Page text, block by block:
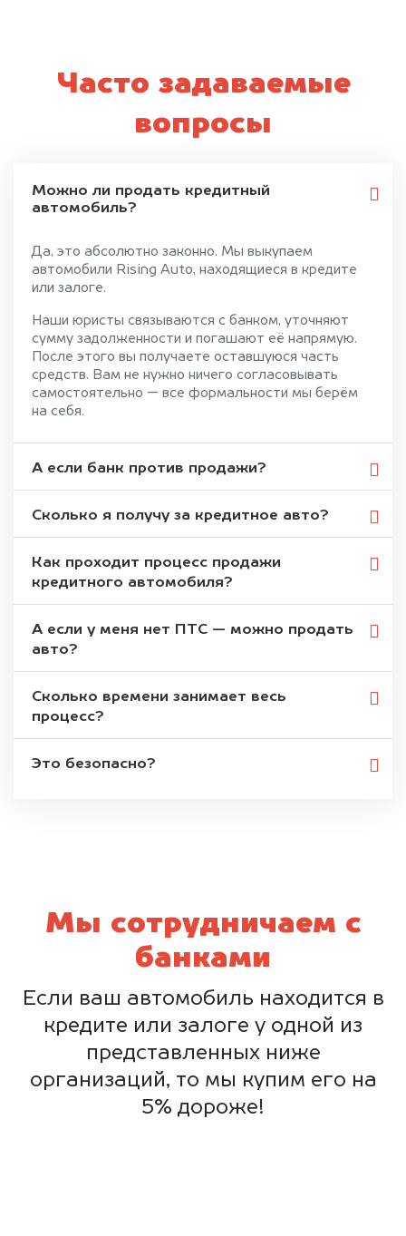
Часто задаваемые
вопросы
Можно ли продать кредитный
автомобиль?
Да, это абсолютно законно. Мы выкупаем
автомобили Rising Auto, находящиеся в кредите
или залоге.
Наши юристы связываются с банком, уточняют
сумму задолженности и погашают её напрямую.
После этого вы получаете оставшуюся часть
средств. Вам не нужно ничего согласовывать
самостоятельно — все формальности мы берём
на себя.
А если банк против продажи?
Сколько я получу за кредитное авто?
Как проходит процесс продажи
кредитного автомобиля?
А если у меня нет ПТС — можно продать
авто?
Сколько времени занимает весь
процесс?
Это безопасно?
Мы сотрудничаем с
банками
Если ваш автомобиль находится в
кредите или залоге у одной из
представленных ниже
организаций, то мы купим его на
5% дороже!